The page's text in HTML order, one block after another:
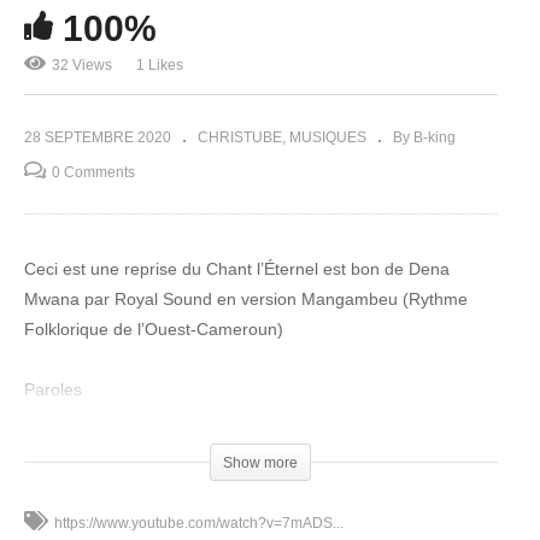
100%
32 Views 1 Likes
28 SEPTEMBRE 2020 CHRISTUBE MUSIQUES By B-king
0 Comments
Ceci est une reprise du Chant l’Éternel est bon de Dena
Mwana par Royal Sound en version Mangambeu (Rythme
Folklorique de l’Ouest-Cameroun)
Paroles
Show more
https://www.youtube.com/watch?v=7mADS...